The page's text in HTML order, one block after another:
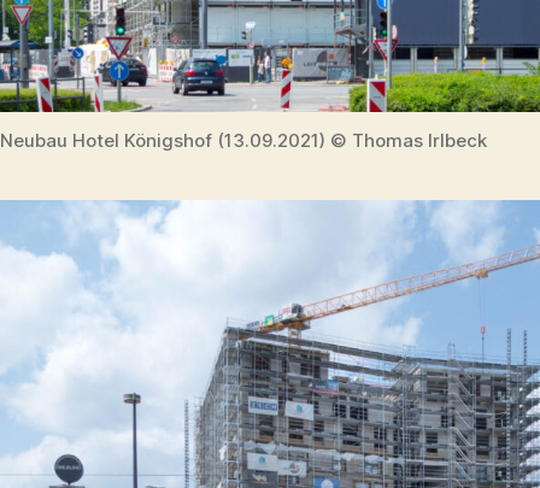
Neubau Hotel Königshof (13.09.2021) © Thomas Irlbeck